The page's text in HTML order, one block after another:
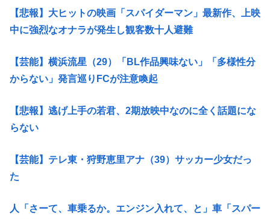
【悲報】大ヒットの映画「スパイダーマン」最新作、上映
中に強烈なオナラが発生し観客数十人避難
【芸能】横浜流星（29）「BL作品興味ない」「多様性分
からない」発言巡りFCが注意喚起
【悲報】逃げ上手の若君、2期放映中なのに全く話題にな
らない
【芸能】テレ東・狩野恵里アナ（39）サッカー少女だっ
た
人「さーて、車乗るか。エンジン入れて、と」車「スパー